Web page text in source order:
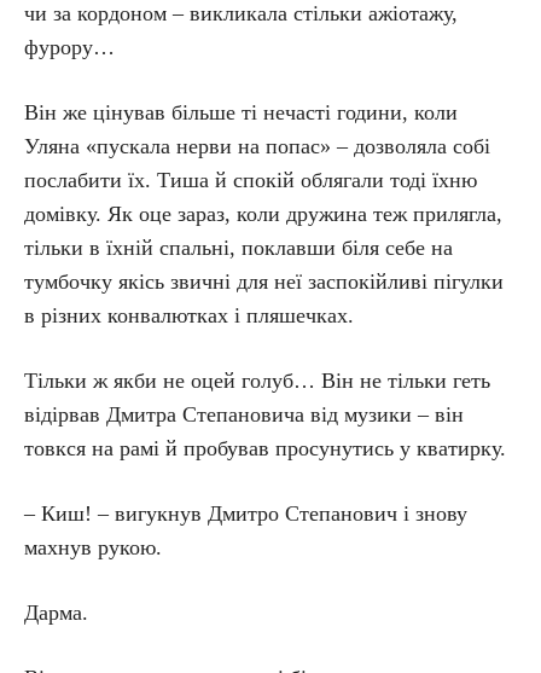
чи за кордоном – викликала стільки ажіотажу,
фурору…
Він же цінував більше ті нечасті години, коли
Уляна «пускала нерви на попас» – дозволяла собі
послабити їх. Тиша й спокій облягали тоді їхню
домівку. Як оце зараз, коли дружина теж прилягла,
тільки в їхній спальні, поклавши біля себе на
тумбочку якісь звичні для неї заспокійливі пігулки
в різних конвалютках і пляшечках.
Тільки ж якби не оцей голуб… Він не тільки геть
відірвав Дмитра Степановича від музики – він
товкся на рамі й пробував просунутись у кватирку.
– Киш! – вигукнув Дмитро Степанович і знову
махнув рукою.
Дарма.